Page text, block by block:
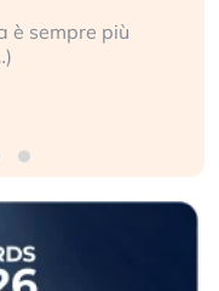
più